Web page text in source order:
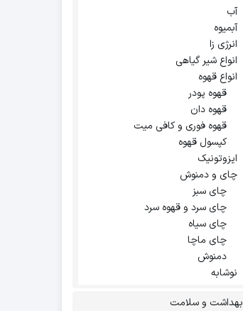
آب
آبمیوه
انرژی زا
انواع شیر گیاهی
انواع قهوه
قهوه پودر
قهوه دان
قهوه فوری و کافی میت
کپسول قهوه
ایزوتونیک
چای و دمنوش
چای سبز
چای سرد و قهوه سرد
چای سیاه
چای ماچا
دمنوش
نوشابه
بهداشت و سلامت